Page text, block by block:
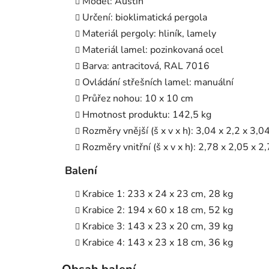
Určení: bioklimatická pergola
Materiál pergoly: hliník, lamely
Materiál lamel: pozinkovaná ocel
Barva: antracitová, RAL 7016
Ovládání střešních lamel: manuální
Průřez nohou: 10 x 10 cm
Hmotnost produktu: 142,5 kg
Rozměry vnější (š x v x h): 3,04 x 2,2 x
Rozměry vnitřní (š x v x h): 2,78 x 2,05 x
Balení
Krabice 1: 233 x 24 x 23 cm, 28 kg
Krabice 2: 194 x 60 x 18 cm, 52 kg
Krabice 3: 143 x 23 x 20 cm, 39 kg
Krabice 4: 143 x 23 x 18 cm, 36 kg